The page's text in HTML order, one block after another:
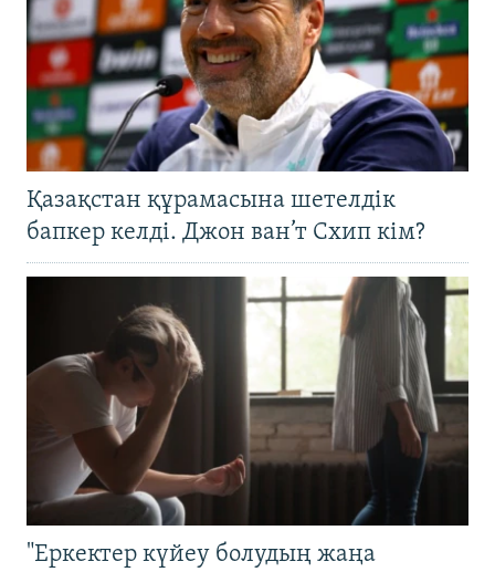
Қазақстан құрамасына шетелдік
бапкер келді. Джон ван’т Схип кім?
"Еркектер күйеу болудың жаңа